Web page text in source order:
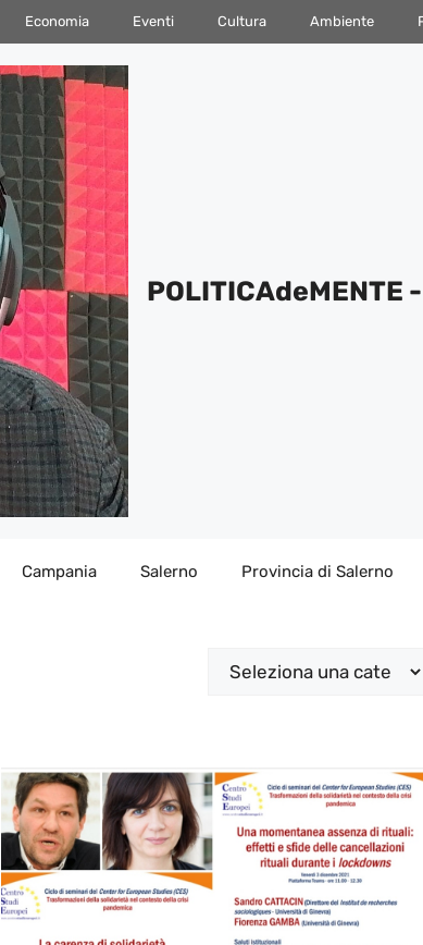
Economia Eventi Cultura Ambiente
POLITICAdeMENTE
Campania Salerno Provincia di Salerno
Categorie